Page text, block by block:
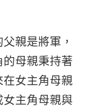
親是將軍，
母親秉持著
女主角母親
主角母親與